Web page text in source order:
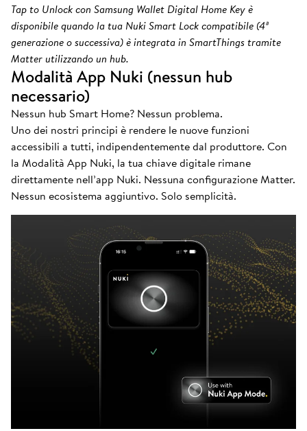
Tap to Unlock con Samsung Wallet Digital Home Key è
disponibile quando la tua Nuki Smart Lock compatibile (4ª
generazione o successiva) è integrata in SmartThings tramite
Matter utilizzando un hub.
Modalità App Nuki (nessun hub
necessario)
Nessun hub Smart Home? Nessun problema.
Uno dei nostri principi è rendere le nuove funzioni
accessibili a tutti, indipendentemente dal produttore. Con
la Modalità App Nuki, la tua chiave digitale rimane
direttamente nell’app Nuki. Nessuna configurazione Matter.
Nessun ecosistema aggiuntivo. Solo semplicità.